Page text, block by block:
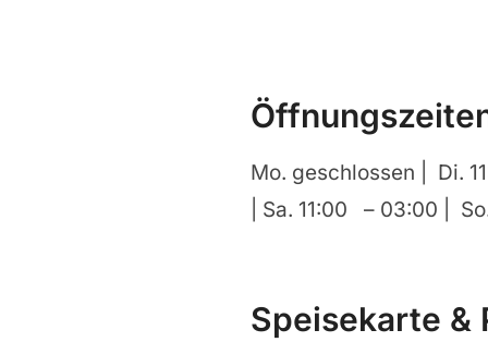
Mo. geschlossen | Di.
| Sa. 11:00 – 03:00 |
Speisekarte &